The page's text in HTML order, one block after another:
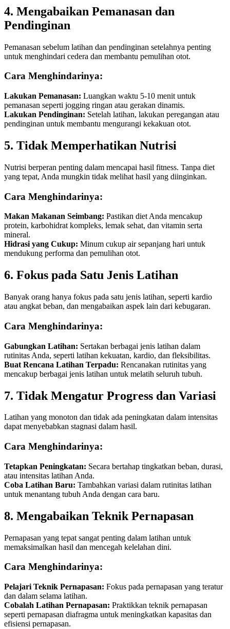
4. Mengabaikan Pemanasan dan
Pendinginan
Pemanasan sebelum latihan dan pendinginan setelahnya penting
untuk menghindari cedera dan membantu pemulihan otot.
Cara Menghindarinya:
Lakukan Pemanasan: Luangkan waktu 5-10 menit untuk
pemanasan seperti jogging ringan atau gerakan dinamis.
Lakukan Pendinginan: Setelah latihan, lakukan peregangan atau
pendinginan untuk membantu mengurangi kekakuan otot.
5. Tidak Memperhatikan Nutrisi
Nutrisi berperan penting dalam mencapai hasil fitness. Tanpa diet
yang tepat, Anda mungkin tidak melihat hasil yang diinginkan.
Cara Menghindarinya:
Makan Makanan Seimbang: Pastikan diet Anda mencakup
protein, karbohidrat kompleks, lemak sehat, dan vitamin serta
mineral.
Hidrasi yang Cukup: Minum cukup air sepanjang hari untuk
mendukung performa dan pemulihan otot.
6. Fokus pada Satu Jenis Latihan
Banyak orang hanya fokus pada satu jenis latihan, seperti kardio
atau angkat beban, dan mengabaikan aspek lain dari kebugaran.
Cara Menghindarinya:
Gabungkan Latihan: Sertakan berbagai jenis latihan dalam
rutinitas Anda, seperti latihan kekuatan, kardio, dan fleksibilitas.
Buat Rencana Latihan Terpadu: Rencanakan rutinitas yang
mencakup berbagai jenis latihan untuk melatih seluruh tubuh.
7. Tidak Mengatur Progress dan Variasi
Latihan yang monoton dan tidak ada peningkatan dalam intensitas
dapat menyebabkan stagnasi dalam hasil.
Cara Menghindarinya:
Tetapkan Peningkatan: Secara bertahap tingkatkan beban, durasi,
atau intensitas latihan Anda.
Coba Latihan Baru: Tambahkan variasi dalam rutinitas latihan
untuk menantang tubuh Anda dengan cara baru.
8. Mengabaikan Teknik Pernapasan
Pernapasan yang tepat sangat penting dalam latihan untuk
memaksimalkan hasil dan mencegah kelelahan dini.
Cara Menghindarinya:
Pelajari Teknik Pernapasan: Fokus pada pernapasan yang teratur
dan dalam selama latihan.
Cobalah Latihan Pernapasan: Praktikkan teknik pernapasan
seperti pernapasan diafragma untuk meningkatkan kapasitas dan
efisiensi pernapasan.